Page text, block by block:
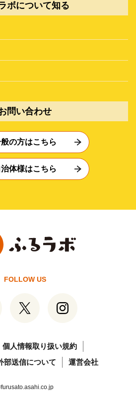
ボについて知る
問い合わせ
の方はこちら
治体様はこちら
FOLLOW US
個人情報取り扱い規約
部送信について
運営会社